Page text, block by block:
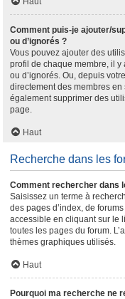
Comment puis-je ajouter/
ou d’ignorés ?
Vous pouvez ajouter des
profil de chaque membre, il y
ou d’ignorés. Ou, depuis
directement des membres en
également supprimer des
page.
Haut
Recherche dans les
Comment rechercher dans
Saisissez un terme à
des pages d’index, de
accessible en cliquant sur le
toutes les pages du forum.
thèmes graphiques utilisés.
Haut
Pourquoi ma recherche ne